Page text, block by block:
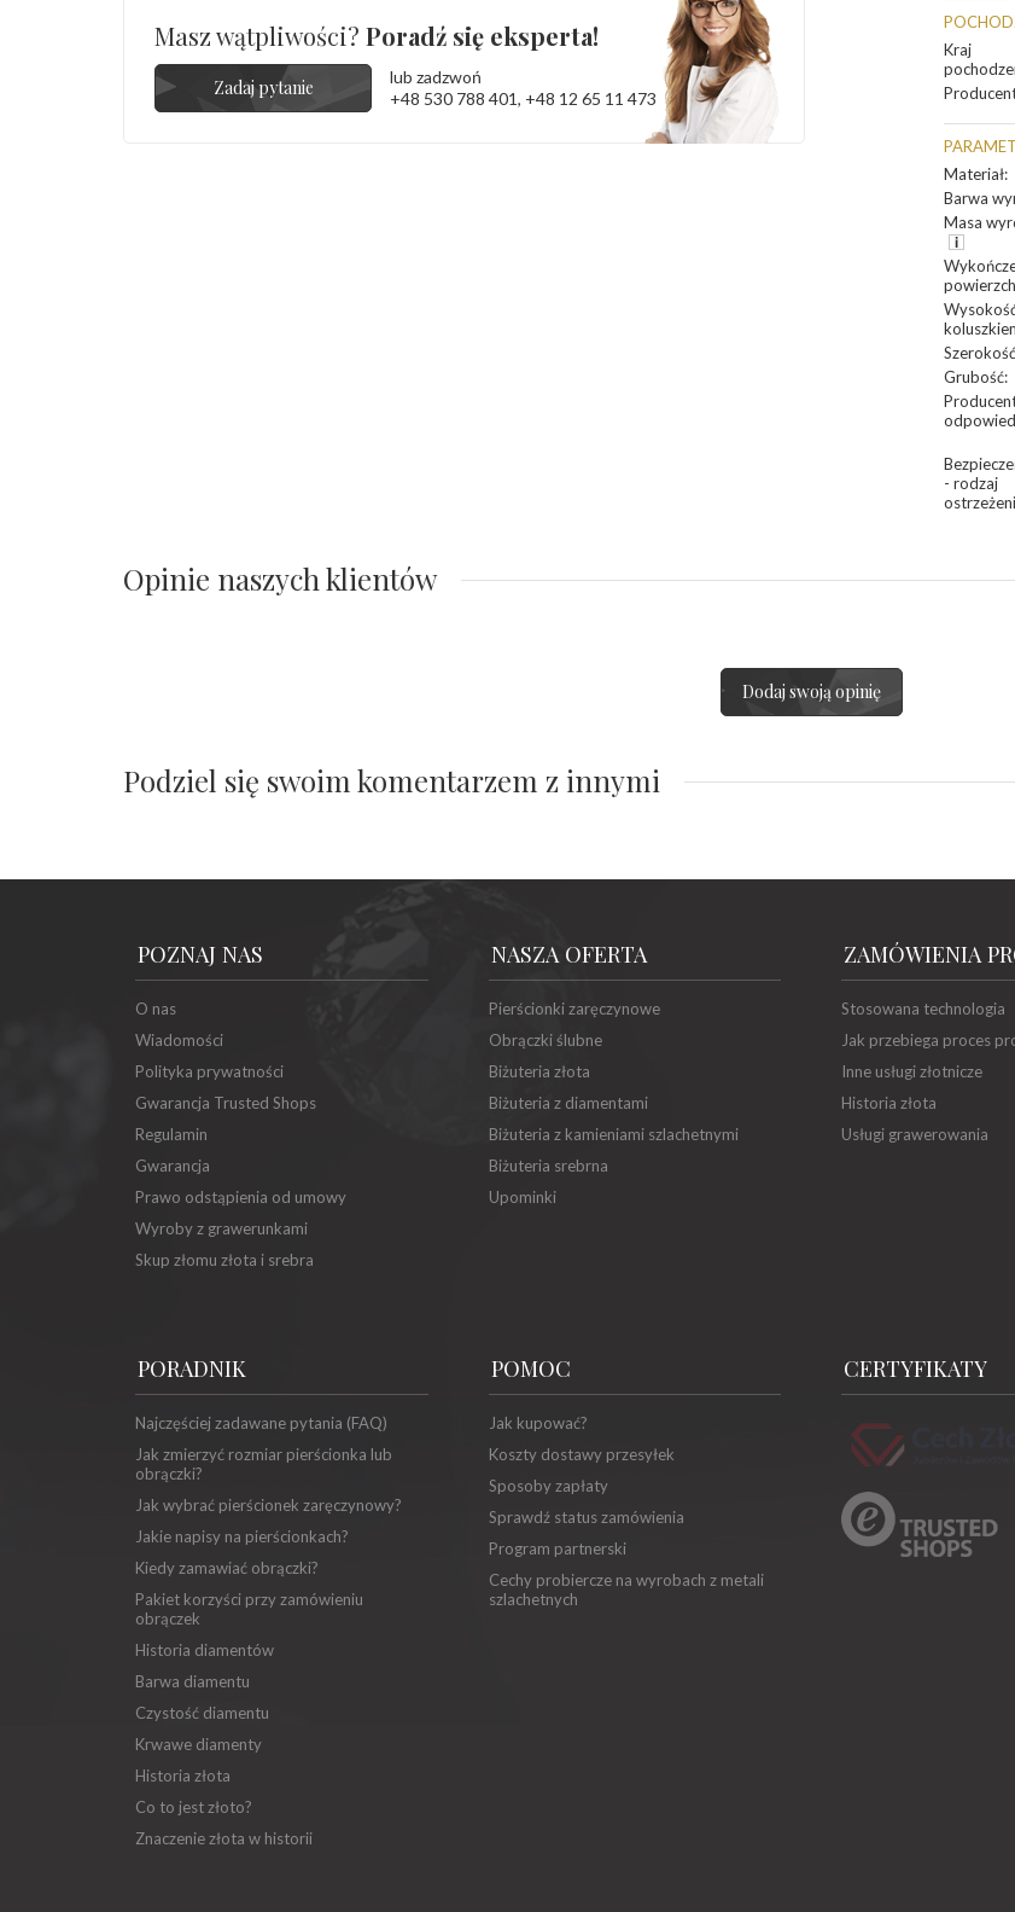
Kraj
Materiał:
Barwa
Masa
Szerokość
Grubość:
- rodzaj
Masz wątpliwości? Poradź się eksperta!
Zadaj pytanie
lub zadzwoń
+48 530 788 401, +48 12 65 11 473
Opinie naszych klientów
Dodaj swoją opinię
Podziel się swoim komentarzem z innymi
POZNAJ NAS
O nas
Wiadomości
Polityka prywatności
Gwarancja Trusted Shops
Regulamin
Gwarancja
Prawo odstąpienia od umowy
Wyroby z grawerunkami
Skup złomu złota i srebra
NASZA OFERTA
Pierścionki zaręczynowe
Obrączki ślubne
Biżuteria złota
Biżuteria z diamentami
Biżuteria z kamieniami szlachetnymi
Biżuteria srebrna
Upominki
ZAMÓWIENIA
Stosowana technologia
Jak przebiega proces
Inne usługi złotnicze
Historia złota
Usługi grawerowania
PORADNIK
Najczęściej zadawane pytania (FAQ)
Jak zmierzyć rozmiar pierścionka lub
obrączki?
Jak wybrać pierścionek zaręczynowy?
Jakie napisy na pierścionkach?
Kiedy zamawiać obrączki?
Pakiet korzyści przy zamówieniu
obrączek
Historia diamentów
Barwa diamentu
Czystość diamentu
Krwawe diamenty
Historia złota
Co to jest złoto?
Znaczenie złota w historii
POMOC
Jak kupować?
Koszty dostawy przesyłek
Sposoby zapłaty
Sprawdź status zamówienia
Program partnerski
Cechy probiercze na wyrobach z metali
szlachetnych
CERTYFIKATY